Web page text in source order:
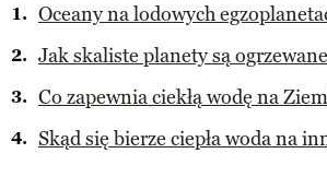
Oceany na lodowych
Jak skaliste planety są
Co zapewnia ciekłą wodę na
Skąd się bierze ciepła woda na